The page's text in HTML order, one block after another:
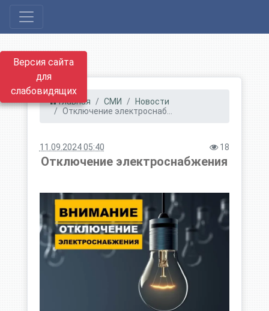
Версия сайта
для
слабовидящих
Главная СМИ
Новости
Отключение электроснаб...
11.09.2024 05:40 18
Отключение электроснабжения